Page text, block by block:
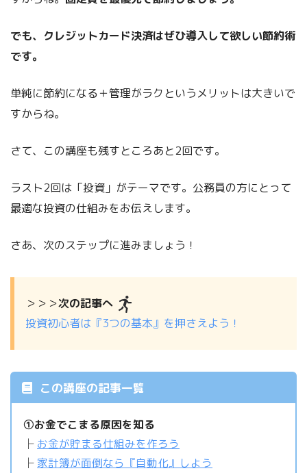
でも、クレジットカード決済はぜひ導入して欲しい節約術
です。
単純に節約になる＋管理がラクというメリットは大きいで
すからね。
さて、この講座も残すところあと2回です。
ラスト2回は「投資」がテーマです。公務員の方にとって
最適な投資の仕組みをお伝えします。
さあ、次のステップに進みましょう！
＞＞＞次の記事へ
投資初心者は『3つの基本』を押さえよう！
この講座の記事一覧
①お金でこまる原因を知る
├ お金が貯まる仕組みを作ろう
├ 家計簿が面倒なら『自動化』しよう